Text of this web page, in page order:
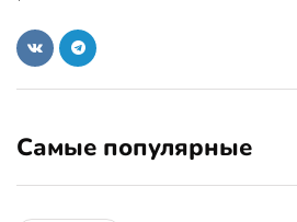
Самые популярные